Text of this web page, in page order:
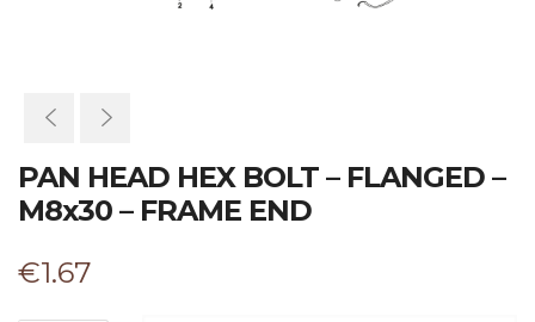
PAN HEAD HEX BOLT – FLANGED –
M8x30 – FRAME END
€1.67